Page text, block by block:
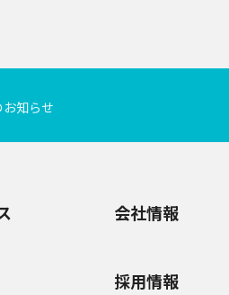
知らせ
会社情報
採用情報